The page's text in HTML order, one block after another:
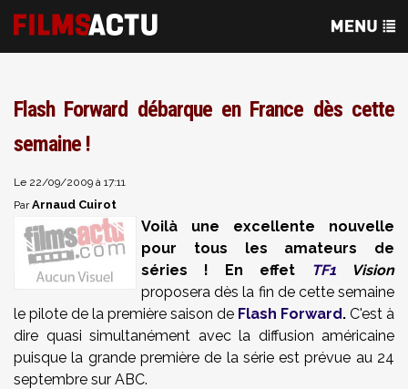
Flash Forward débarque en France dès cette
semaine !
Le 22/09/2009 à 17:11
ParArnaud Cuirot
Voilà une excellente nouvelle
pour tous les amateurs de
séries ! En effet
TF1 Vision
proposera dès la fin de cette semaine
le pilote de la première saison de Flash Forward. C'est à
dire quasi simultanément avec la diffusion américaine
puisque la grande première de la série est prévue au 24
septembre sur ABC.